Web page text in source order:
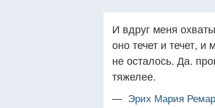
И вдруг меня
оно течет и течет,
не осталось. Да.
тяжелее.
— Эрих Мария